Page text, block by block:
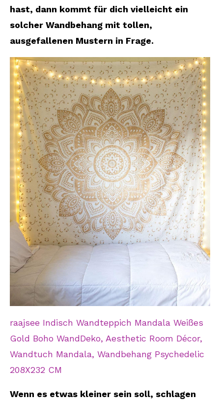
hast, dann kommt für dich vielleicht ein
solcher Wandbehang mit tollen,
ausgefallenen Mustern in Frage.
raajsee Indisch Wandteppich Mandala Weißes
Gold Boho WandDeko, Aesthetic Room Décor,
Wandtuch Mandala, Wandbehang Psychedelic
208X232 CM
Wenn es etwas kleiner sein soll, schlagen